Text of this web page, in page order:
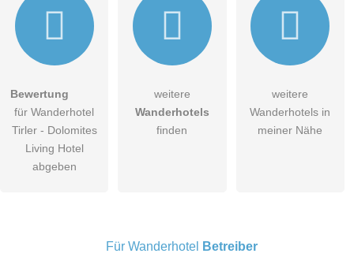
DieDatenschutzerklärunghabe ich zur Kenntnis genommen.
öffentliche Frage stellen
Wanderhotel-Eintrag zu stellen.
Bewertung
für Wanderhotel
Tirler - Dolomites
Living Hotel
abgeben
weitere
Wanderhotels
finden
weitere
Wanderhotels in
meiner Nähe
Für Wanderhotel Betreiber